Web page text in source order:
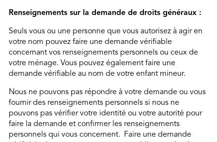
Renseignements sur la demande de droits généraux :
Seuls vous ou une personne que vous autorisez à agir en
votre nom pouvez faire une demande vérifiable
concernant vos renseignements personnels ou ceux de
votre ménage. Vous pouvez également faire une
demande vérifiable au nom de votre enfant mineur.
Nous ne pouvons pas répondre à votre demande ou vous
fournir des renseignements personnels si nous ne
pouvons pas vérifier votre identité ou votre autorité pour
faire la demande et confirmer les renseignements
personnels qui vous concernent. Faire une demande